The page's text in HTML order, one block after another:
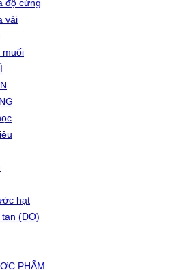
độ cứng
vải
muối
hạt
(DO)
PHẨM